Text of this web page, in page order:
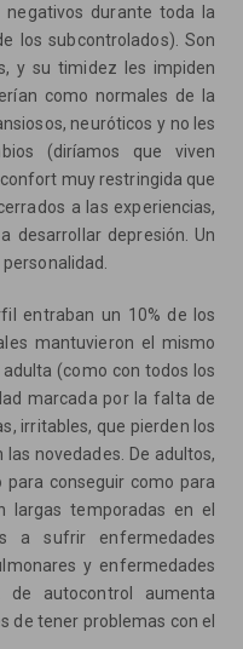
durante toda la
los subcontrolados). Son
y su timidez les impiden
como normales de la
neuróticos y no les
(diríamos que viven
muy restringida que
a las experiencias,
desarrollar depresión. Un
entraban un 10% de los
mantuvieron el mismo
(como con todos los
marcada por la falta de
irritables, que pierden los
novedades. De adultos,
conseguir como para
largas temporadas en el
a sufrir enfermedades
y enfermedades
autocontrol aumenta
de tener problemas con el